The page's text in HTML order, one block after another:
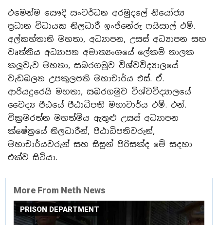
එමෙන්ම සෞදි සංවර්ධන අරමුදලේ නියෝජ්‍ය
ප්‍රධාන විධායක නිලධාරී ඉංජිනේරු ෆයිසාල් එම්.
අල්කහ්තානි මහතා, අධ්‍යාපන, උසස් අධ්‍යාපන සහ
වෘත්තීය අධ්‍යාපන අමාත්‍යංශයේ ලේකම් නාලක
කලුවැව මහතා, සබරගමුව විශ්වවිද්‍යාලයේ
වැඩබලන උපකුලපති මහාචාර්ය එස්. ඒ.
ආරියදුරෙයි මහතා, සබරගමුව විශ්වවිද්‍යාලයේ
වෛද්‍ය පීඨයේ පීඨාධිපති මහාචාර්ය එම්. එන්.
වික්‍රමරත්න මහත්මිය ඇතුළු උසස් අධ්‍යාපන
ක්ෂේත්‍රයේ නිලධාරීන්, පීඨාධිපතිවරුන්,
මහාචාර්යවරුන් සහ සිසුන් පිරිසක්ද මේ සදහා
එක්ව සිටියා.
More From Neth News
PRISON DEPARTMENT